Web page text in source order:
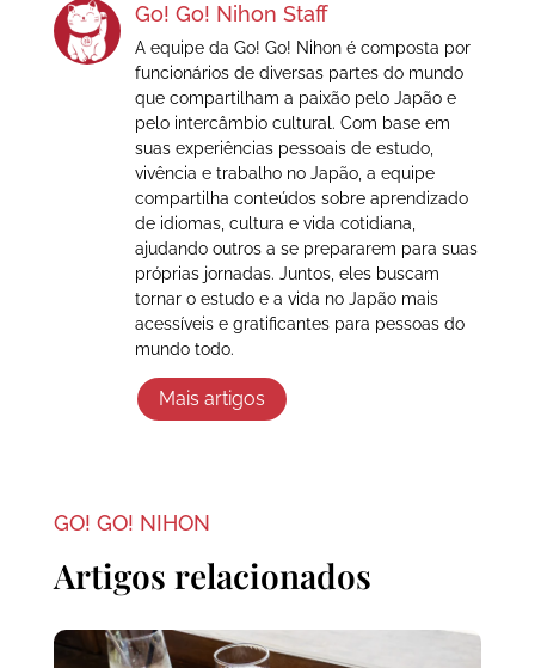
Go! Go! Nihon Staff
A equipe da Go! Go! Nihon é composta por
funcionários de diversas partes do mundo
que compartilham a paixão pelo Japão e
pelo intercâmbio cultural. Com base em
suas experiências pessoais de estudo,
vivência e trabalho no Japão, a equipe
compartilha conteúdos sobre aprendizado
de idiomas, cultura e vida cotidiana,
ajudando outros a se prepararem para suas
próprias jornadas. Juntos, eles buscam
tornar o estudo e a vida no Japão mais
acessíveis e gratificantes para pessoas do
mundo todo.
Mais artigos
GO! GO! NIHON
Artigos relacionados